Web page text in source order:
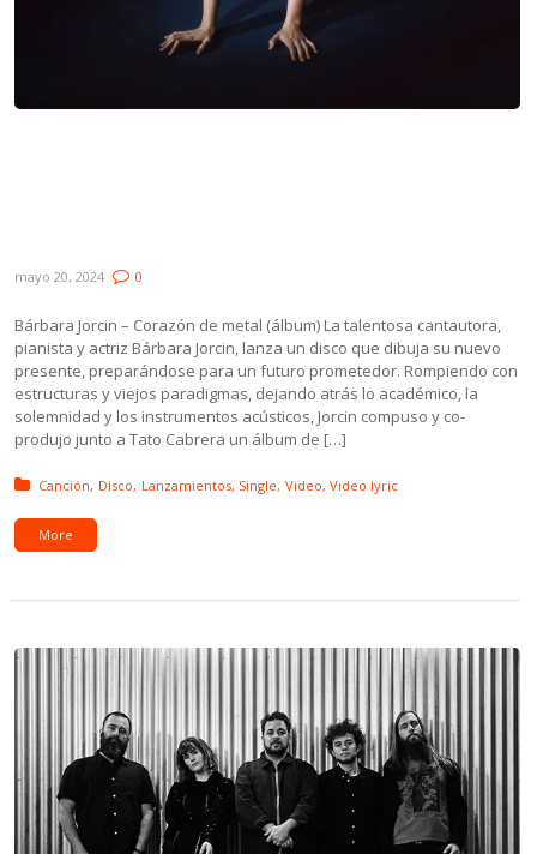
mayo 20, 2024 0
Bárbara Jorcin – Corazón de metal (álbum) La talentosa cantautora,
pianista y actriz Bárbara Jorcin, lanza un disco que dibuja su nuevo
presente, preparándose para un futuro prometedor. Rompiendo con
estructuras y viejos paradigmas, dejando atrás lo académico, la
solemnidad y los instrumentos acústicos, Jorcin compuso y co-
produjo junto a Tato Cabrera un álbum de […]
Posted in:
Canción Disco Lanzamientos Single Video Video lyric
More